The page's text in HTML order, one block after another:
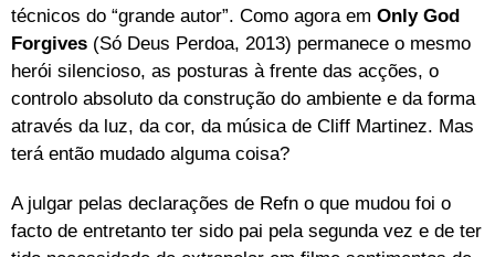
técnicos do “grande autor”. Como agora em Only God
Forgives (Só Deus Perdoa, 2013) permanece o mesmo
herói silencioso, as posturas à frente das acções, o
controlo absoluto da construção do ambiente e da forma
através da luz, da cor, da música de Cliff Martinez. Mas
terá então mudado alguma coisa?
A julgar pelas declarações de Refn o que mudou foi o
facto de entretanto ter sido pai pela segunda vez e de ter